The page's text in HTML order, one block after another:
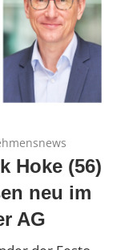
Hoke (56)
neu im
AG